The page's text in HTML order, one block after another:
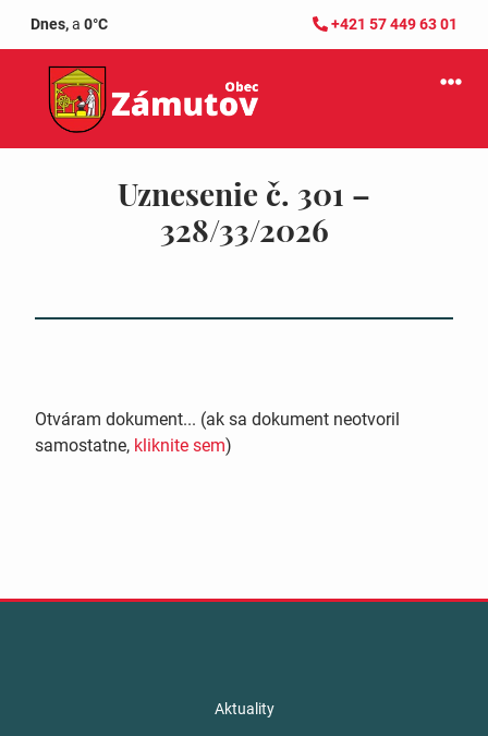
Dnes,a 0°C +421 57 449 63 01
Uznesenie č. 301 –
328/33/2026
Otváram dokument... (ak sa dokument neotvoril
samostatne, kliknite sem)
Aktuality